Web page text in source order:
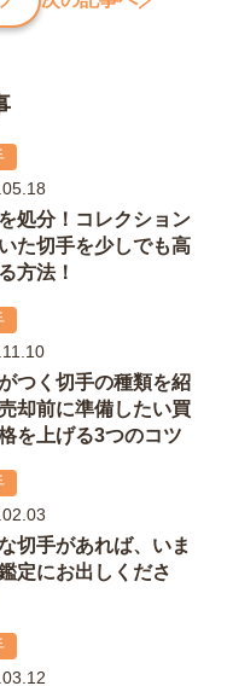
処分！コレクション
た切手を少しでも高
方法！
つく切手の種類を紹
却前に準備したい買
を上げる3つのコツ
切手があれば、いま
定にお出しくださ